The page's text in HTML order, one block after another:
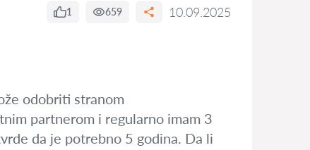
1 659 10.09.2025
odobriti stranom
partnerom i regularno imam 3
da je potrebno 5 godina. Da li